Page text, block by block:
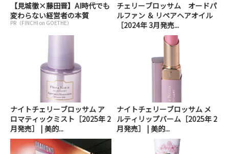
【見城徹×藤田晋】AI時代でも
変わらない経営者の本質
PR（FINCHI on GOETHE）
チェリーブロッサム オードパ
ルファン ＆ リペアヘアオイル
［2024年 3月発売...
ナイトチェリーブロッサム ア
ロマティックミスト［2025年 2
月発売］ | 美的...
ナイトチェリーブロッサム メ
ルティリップバーム［2025年 2
月発売］ | 美的...